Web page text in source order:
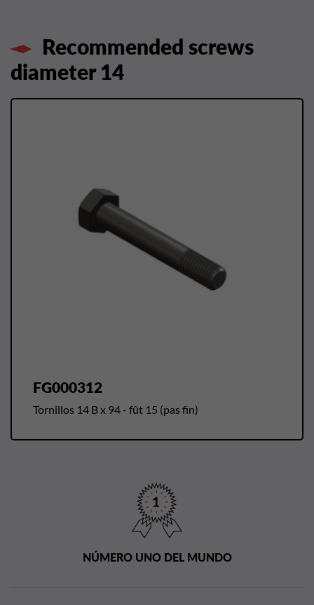
Recommended screws
diameter 14
FG000312
Tornillos 14 B x 94 - fût 15 (pas fin)
NÚMERO UNO DEL MUNDO